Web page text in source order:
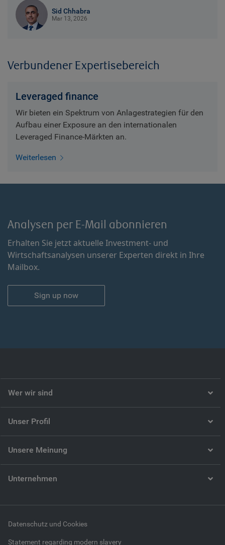
Sid Chhabra
Mar 13, 2026
Verbundener Expertisebereich
Leveraged finance
Wir bieten ein Spektrum von Anlagestrategien für den
Aufbau einer Exposure an den internationalen
Leveraged Finance-Märkten an.
Weiterlesen
Analysen per E-Mail abonnieren
Erhalten Sie jetzt aktuelle Investment- und
Wirtschaftsanalysen unserer Experten direkt in Ihre
Mailbox.
Sign up now
Wer wir sind
Unser Profil
Unsere Meinung
Unternehmen
Datenschutz und Cookies
Statement regarding modern slavery